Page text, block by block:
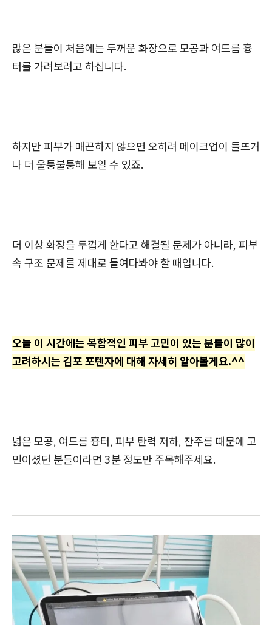
많은 분들이 처음에는 두꺼운 화장으로 모공과 여드름 흉
터를 가려보려고 하십니다.
하지만 피부가 매끈하지 않으면 오히려 메이크업이 들뜨거
나 더 울퉁불퉁해 보일 수 있죠.
더 이상 화장을 두껍게 한다고 해결될 문제가 아니라, 피부
속 구조 문제를 제대로 들여다봐야 할 때입니다.
오늘 이 시간에는 복합적인 피부 고민이 있는 분들이 많이
고려하시는 김포 포텐자에 대해 자세히 알아볼게요.^^
넓은 모공, 여드름 흉터, 피부 탄력 저하, 잔주름 때문에 고
민이셨던 분들이라면 3분 정도만 주목해주세요.